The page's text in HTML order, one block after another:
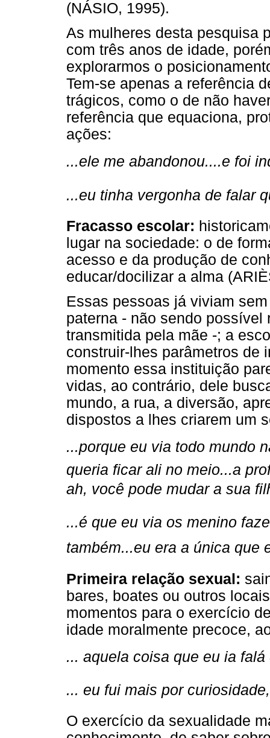
(NÁSIO, 1995).
As mulheres desta pesquisa
com três anos de idade,
explorarmos o
Tem-se apenas a referência
trágicos, como o de não
referência que equaciona,
ações:
...ele me abandonou....e foi
...eu tinha vergonha de falar
Fracasso escolar:
lugar na sociedade: o de
acesso e da produção de
educar/docilizar a alma
Essas pessoas já viviam
paterna - não sendo
transmitida pela mãe -; a
construir-lhes parâmetros de
momento essa instituição
vidas, ao contrário, dele
mundo, a rua, a diversão,
dispostos a lhes criarem um
...porque eu via todo mundo
queria ficar ali no meio...a
ah, você pode mudar a sua
...é que eu via os menino
também...eu era a única que
Primeira relação sexual:
bares, boates ou outros
momentos para o exercício
idade moralmente precoce,
... aquela coisa que eu ia
... eu fui mais por
O exercício da sexualidade